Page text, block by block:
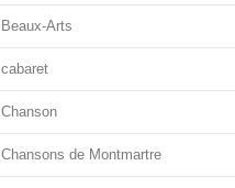
Beaux-Arts
cabaret
Chanson
Chansons de Montmartre